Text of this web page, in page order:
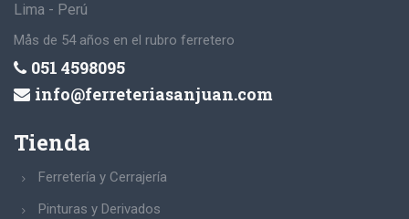
Lima - Perú
Mås de 54 años en el rubro ferretero
051 4598095
info@ferreteriasanjuan.com
Tienda
Ferretería y Cerrajería
Pinturas y Derivados